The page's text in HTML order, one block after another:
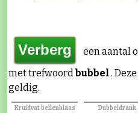
een aantal
met trefwoordbubbel .
geldig.
Kruidvat bellenblaas
Dubbeldrank